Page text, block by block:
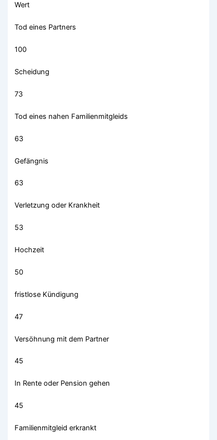
Wert
Tod eines Partners
100
Scheidung
73
Tod eines nahen Familienmitgleids
63
Gefängnis
63
Verletzung oder Krankheit
53
Hochzeit
50
fristlose Kündigung
47
Versöhnung mit dem Partner
45
In Rente oder Pension gehen
45
Familienmitgleid erkrankt